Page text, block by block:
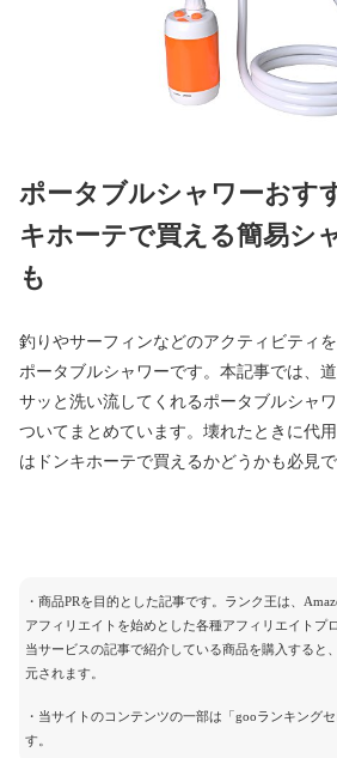
ポータブルシャワーおす
キホーテで買える簡易シ
も
釣りやサーフィンなどのアクティビティ
ポータブルシャワーです。本記事では、
サッと洗い流してくれるポータブルシャ
ついてまとめています。壊れたときに代
はドンキホーテで買えるかどうかも必見で
・商品PRを目的とした記事です。ランク王は、
アフィリエイトを始めとした各種アフィリエイトプ
当サービスの記事で紹介している商品を購入すると
元されます。
・当サイトのコンテンツの一部は「gooランキング
す。